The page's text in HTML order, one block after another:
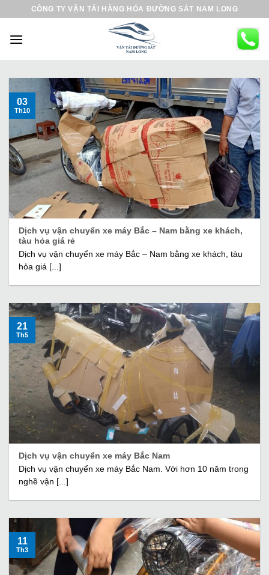
CÔNG TY VẬN TẢI HÀNG HÓA ĐƯỜNG SẮT NAM LONG
Dịch vụ vận chuyển xe máy Bắc – Nam bằng xe khách,
tàu hỏa giá rẻ
Dịch vụ vận chuyển xe máy Bắc – Nam bằng xe khách, tàu
hỏa giá [...]
03
Th10
Dịch vụ vận chuyển xe máy Bắc Nam
Dịch vụ vận chuyển xe máy Bắc Nam. Với hơn 10 năm trong
nghề vận [...]
21
Th5
11
Th3